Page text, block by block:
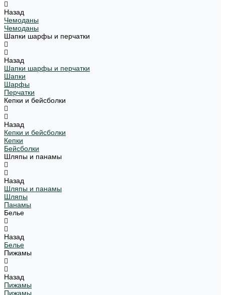
Назад
Чемоданы
Чемоданы
Шапки шарфы и перчатки
Назад
Шапки шарфы и перчатки
Шапки
Шарфы
Перчатки
Кепки и бейсболки
Назад
Кепки и бейсболки
Кепки
Бейсболки
Шляпы и панамы
Назад
Шляпы и панамы
Шляпы
Панамы
Белье
Назад
Белье
Пижамы
Назад
Пижамы
Пижамы